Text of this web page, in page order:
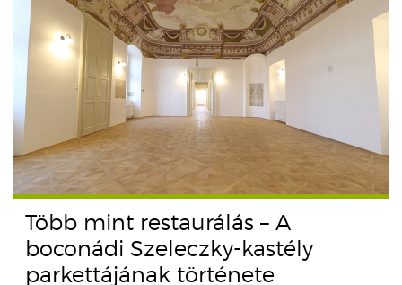
Több mint restaurálás – A
boconádi Szeleczky-kastély
parkettájának története